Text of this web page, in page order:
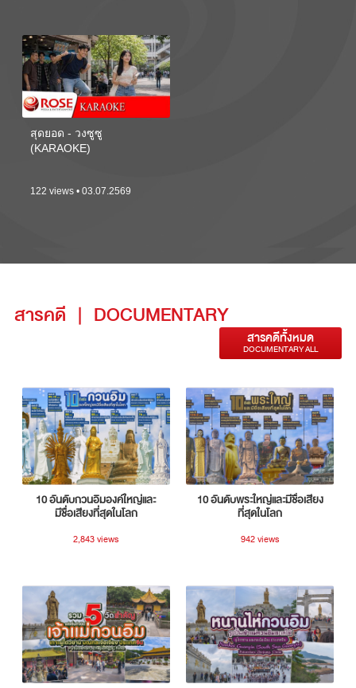
สุดยอด - วงซูซู
(KARAOKE)
122 views • 03.07.2569
สารคดี | DOCUMENTARY
สารคดีทั้งหมด
DOCUMENTARY ALL
10 อันดับกวนอิมองค์ใหญ่และ
มีชื่อเสียงที่สุดในโลก
2,843 views
10 อันดับพระใหญ่และมีชื่อเสียง
ที่สุดในโลก
942 views